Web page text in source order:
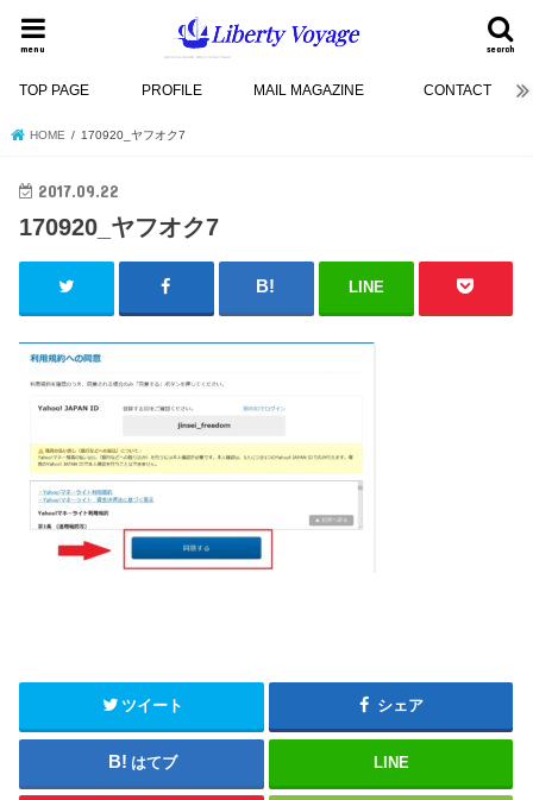
search
menu
TOP PAGE PROFILE MAIL MAGAZINE CONTACT
HOME 170920_ヤフオク7
2017.09.22
170920_ヤフオク7
LINE
ツイート シェア
はてブ LINE